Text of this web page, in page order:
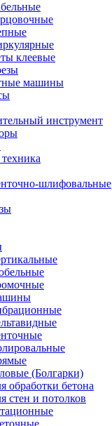
клеевые
машины
инструмент
шлифовальные
(Болгарки)
обработки бетона
стен и потолков